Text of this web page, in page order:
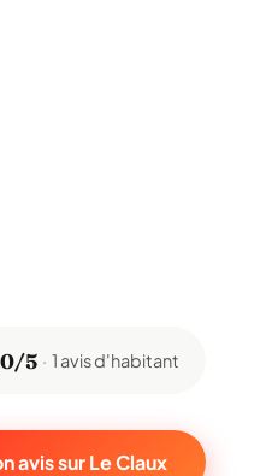
5 1 avis d'habitant
avis sur Le Claux